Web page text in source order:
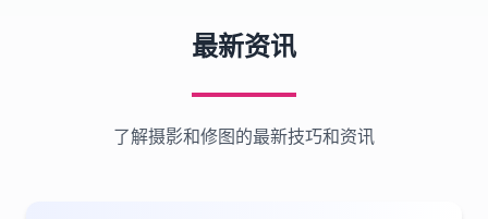
最新资讯
了解摄影和修图的最新技巧和资讯